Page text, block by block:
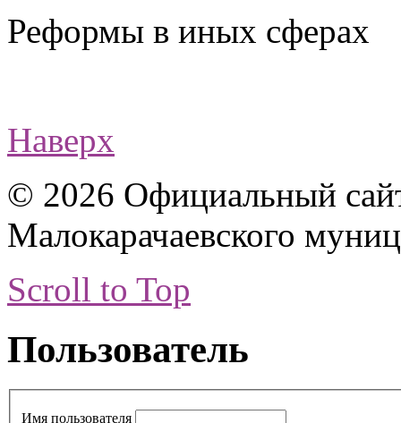
Реформы в иных сферах
Наверх
© 2026 Официальный
Малокарачаевского
Scroll to Top
Пользователь
Имя пользователя